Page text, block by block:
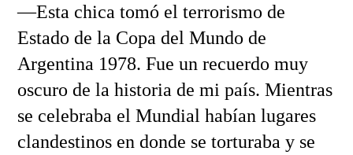
—Esta chica tomó el terrorismo de
Estado de la Copa del Mundo de
Argentina 1978. Fue un recuerdo muy
oscuro de la historia de mi país. Mientras
se celebraba el Mundial habían lugares
clandestinos en donde se torturaba y se